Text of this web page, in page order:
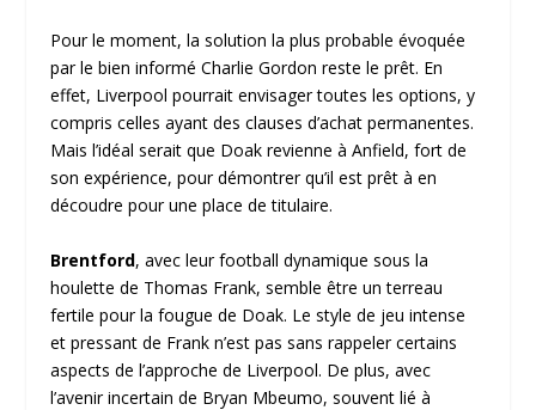
Pour le moment, la solution la plus probable évoquée
par le bien informé Charlie Gordon reste le prêt. En
effet, Liverpool pourrait envisager toutes les options, y
compris celles ayant des clauses d’achat permanentes.
Mais l’idéal serait que Doak revienne à Anfield, fort de
son expérience, pour démontrer qu’il est prêt à en
découdre pour une place de titulaire.
Brentford, avec leur football dynamique sous la
houlette de Thomas Frank, semble être un terreau
fertile pour la fougue de Doak. Le style de jeu intense
et pressant de Frank n’est pas sans rappeler certains
aspects de l’approche de Liverpool. De plus, avec
l’avenir incertain de Bryan Mbeumo, souvent lié à